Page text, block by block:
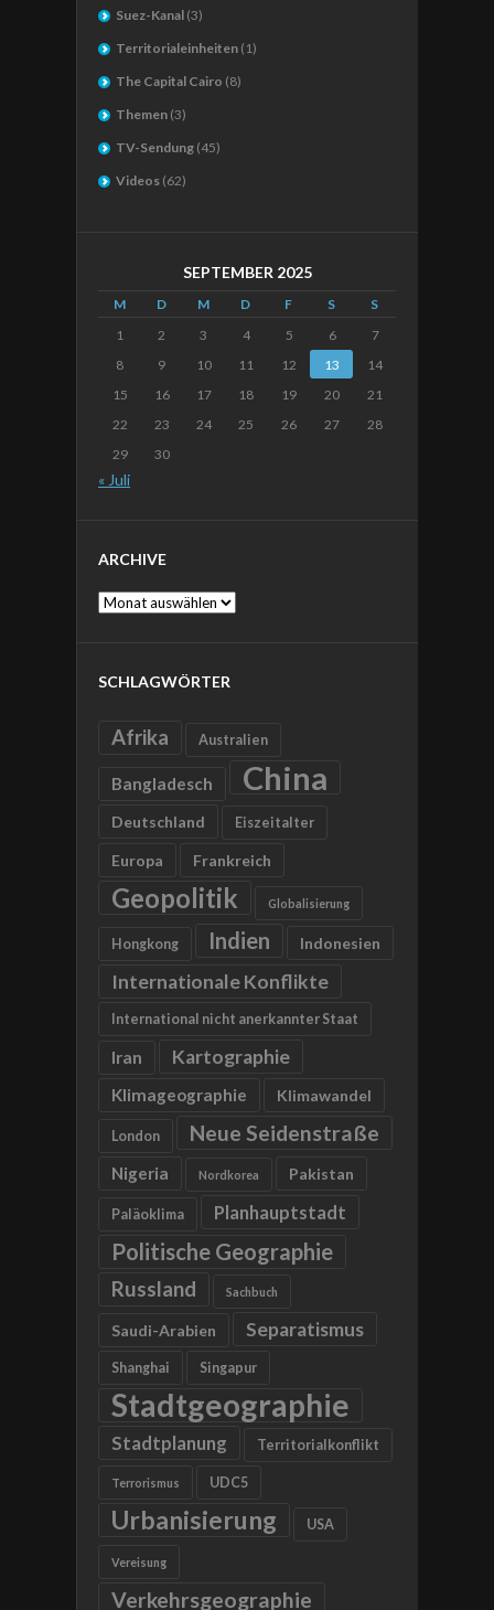
Suez-Kanal (3)
Territorialeinheiten (1)
The Capital Cairo (8)
Themen (3)
TV-Sendung (45)
Videos (62)
SEPTEMBER 2025
M D M D F S
S
1
2 3 4 5 6
7
8
9 10 11 12 13
14
15
16 17 18 19 20
21
22
23 24 25 26 27
28
29
30
« Juli
ARCHIVE
Archive
SCHLAGWÖRTER
Afrika Australien
Bangladesch China
Deutschland Eiszeitalter
Europa Frankreich
Geopolitik Globalisierung
Hongkong Indien Indonesien
Internationale Konflikte
International nicht anerkannter Staat
Iran Kartographie
Klimageographie Klimawandel
London Neue Seidenstraße
Nigeria Nordkorea Pakistan
Paläoklima Planhauptstadt
Politische Geographie
Russland Sachbuch
Saudi-Arabien Separatismus
Shanghai Singapur
Stadtgeographie
Stadtplanung Territorialkonflikt
Terrorismus UDC5
Urbanisierung USA
Vereisung
Verkehrsgeographie